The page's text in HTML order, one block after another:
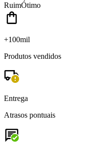
RuimÓtimo
+100mil
Produtos vendidos
Entrega
Atrasos pontuais